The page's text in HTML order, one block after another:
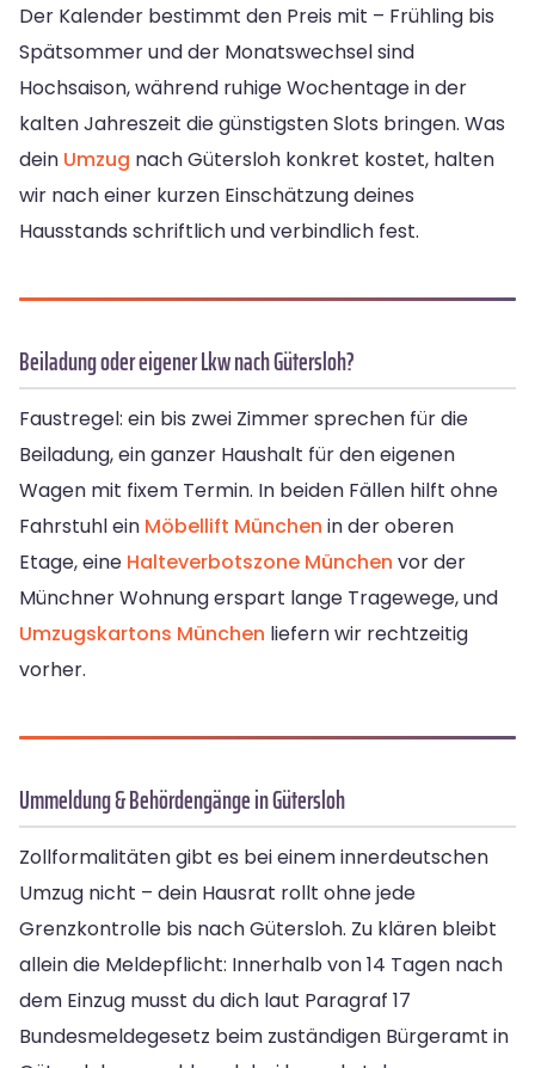
Der Kalender bestimmt den Preis mit – Frühling bis
Spätsommer und der Monatswechsel sind
Hochsaison, während ruhige Wochentage in der
kalten Jahreszeit die günstigsten Slots bringen. Was
dein Umzug nach Gütersloh konkret kostet, halten
wir nach einer kurzen Einschätzung deines
Hausstands schriftlich und verbindlich fest.
Beiladung oder eigener Lkw nach Gütersloh?
Faustregel: ein bis zwei Zimmer sprechen für die
Beiladung, ein ganzer Haushalt für den eigenen
Wagen mit fixem Termin. In beiden Fällen hilft ohne
Fahrstuhl ein Möbellift München in der oberen
Etage, eine Halteverbotszone München vor der
Münchner Wohnung erspart lange Tragewege, und
Umzugskartons München liefern wir rechtzeitig
vorher.
Ummeldung & Behördengänge in Gütersloh
Zollformalitäten gibt es bei einem innerdeutschen
Umzug nicht – dein Hausrat rollt ohne jede
Grenzkontrolle bis nach Gütersloh. Zu klären bleibt
allein die Meldepflicht: Innerhalb von 14 Tagen nach
dem Einzug musst du dich laut Paragraf 17
Bundesmeldegesetz beim zuständigen Bürgeramt in